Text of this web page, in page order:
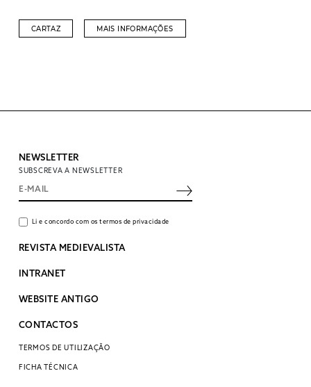
CARTAZ MAIS INFORMAÇÕES
NEWSLETTER
SUBSCREVA A NEWSLETTER
Li e concordo com os termos de privacidade
REVISTA MEDIEVALISTA
INTRANET
WEBSITE ANTIGO
CONTACTOS
TERMOS DE UTILIZAÇÃO
FICHA TÉCNICA